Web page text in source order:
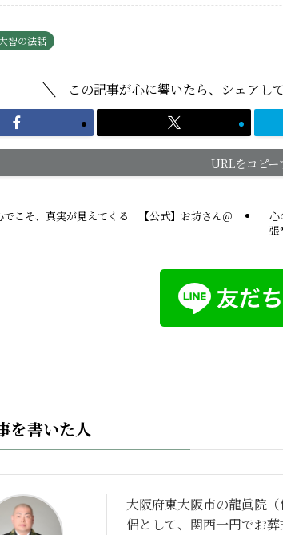
智の法話
この記事が心に響いたら、シェアし
URLをコピー
でこそ、真実が見えてくる｜【公式】お坊さん＠
心
張
を書いた人
大阪府東大阪市の龍眞院
侶として、関西一円でお